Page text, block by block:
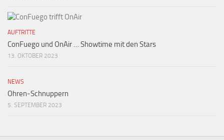
AUFTRITTE
ConFuego und OnAir … Showtime mit den Stars
13. OKTOBER 2023
NEWS
Ohren-Schnuppern
5. SEPTEMBER 2023